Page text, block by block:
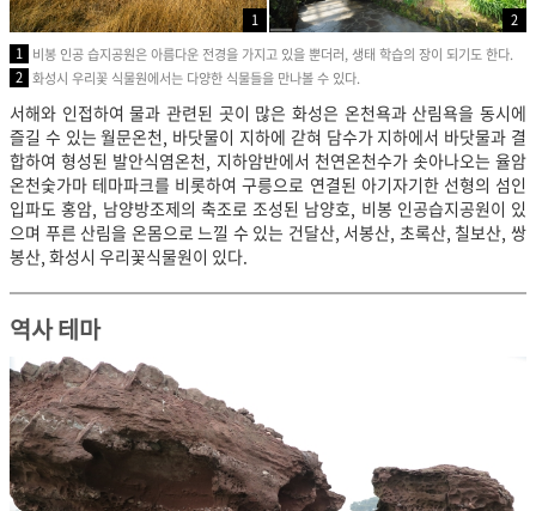
1
2
1 비봉 인공 습지공원은 아름다운 전경을 가지고 있을 뿐더러, 생태 학습의 장이 되기도 한다.
2 화성시 우리꽃 식물원에서는 다양한 식물들을 만나볼 수 있다.
서해와 인접하여 물과 관련된 곳이 많은 화성은 온천욕과 산림욕을 동시에
즐길 수 있는 월문온천, 바닷물이 지하에 갇혀 담수가 지하에서 바닷물과 결
합하여 형성된 발안식염온천, 지하암반에서 천연온천수가 솟아나오는 율암
온천숯가마 테마파크를 비롯하여 구릉으로 연결된 아기자기한 선형의 섬인
입파도 홍암, 남양방조제의 축조로 조성된 남양호, 비봉 인공습지공원이 있
으며 푸른 산림을 온몸으로 느낄 수 있는 건달산, 서봉산, 초록산, 칠보산, 쌍
봉산, 화성시 우리꽃식물원이 있다.
역사 테마